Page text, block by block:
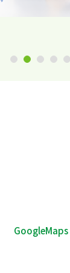
1 2 3 4 5
GoogleMaps